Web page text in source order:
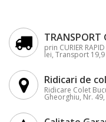
TRANSPORT
prin CURIER
lei, Transport
Ridicari de
Ridicare Colet
Gheorghiu, Nr.